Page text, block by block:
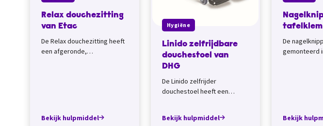
Relax douchezitting
van Etac
De Relax douchezitting heeft
een afgeronde,
Bekijk hulpmiddel
Hygiëne
Linido zelfrijdbare
douchestoel van
DHG
De Linido zelfrijder
douchestoel heeft een
de douche of wastaf...
Bekijk hulpmiddel
De
gemonteerd
Bekijk